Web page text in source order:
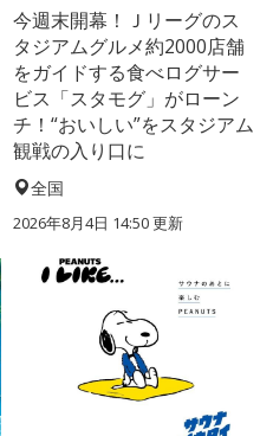
今週末開幕！Ｊリーグのス
タジアムグルメ約2000店舗
をガイドする食べログサー
ビス「スタモグ」がローン
チ！“おいしい”をスタジアム
観戦の入り口に
全国
2026年8月4日 14:50更新